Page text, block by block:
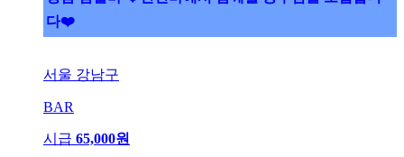
다❤️
서울 강남구
BAR
시급 65,000원